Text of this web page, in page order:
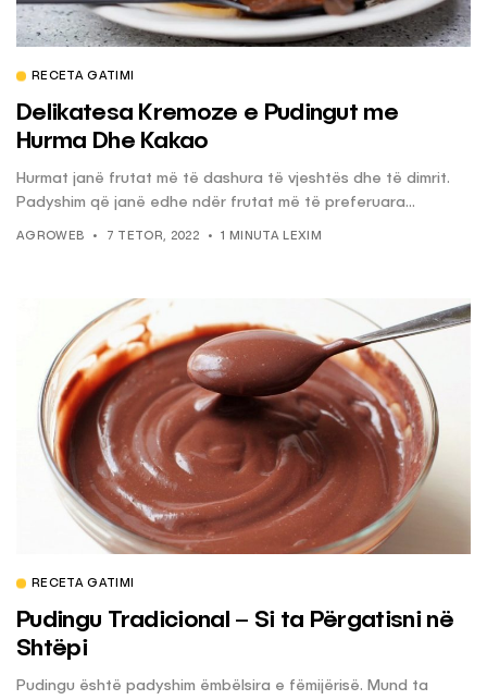
RECETA GATIMI
Delikatesa Kremoze e Pudingut me
Hurma Dhe Kakao
Hurmat janë frutat më të dashura të vjeshtës dhe të dimrit.
Padyshim që janë edhe ndër frutat më të preferuara...
AGROWEB 7 TETOR, 2022 1 MINUTA LEXIM
RECETA GATIMI
Pudingu Tradicional – Si ta Përgatisni në
Shtëpi
Pudingu është padyshim ëmbëlsira e fëmijërisë. Mund ta